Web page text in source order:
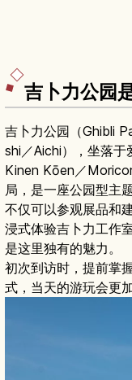
吉卜力公园
吉卜力公园（Ghibli
shi／Aichi），坐落于
Kinen Kōen／
局，是一座公园型主题
不仅可以参观展品和
浸式体验吉卜力工作
是这里独有的魅力。
初次到访时，提前掌
式，当天的游玩会更加